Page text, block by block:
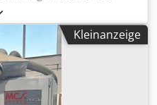
kg
Fabr. Viet Typ S3 223
2006 (CE) Gepflegte
aus kleiner
für Massivholz-, Furnier-
mm Konstante
des
Kleinanzeige